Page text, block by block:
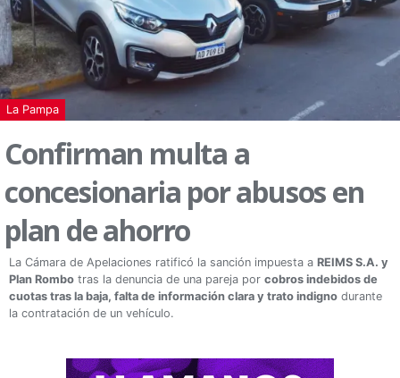
La Pampa
Confirman multa a
concesionaria por abusos en
plan de ahorro
La Cámara de Apelaciones ratificó la sanción impuesta a REIMS S.A. y
Plan Rombo tras la denuncia de una pareja por cobros indebidos de
cuotas tras la baja, falta de información clara y trato indigno durante
la contratación de un vehículo.